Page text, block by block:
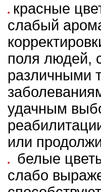
красные
слабый
поля людей,
различными
удачным
или
белые
слабо